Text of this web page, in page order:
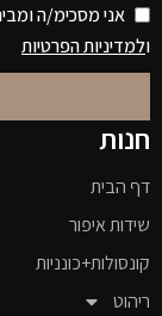
אני מסכימ/ה
ולמדיניות הפרטיות
חנות
דף הבית
שידות איפור
קונסולות+כונניות
ריהוט